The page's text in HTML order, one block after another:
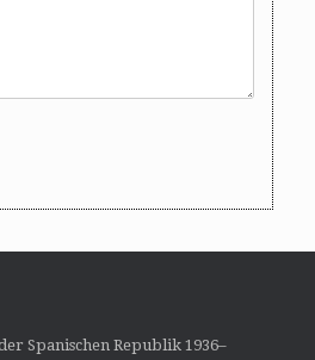
Spanischen Republik 1936–